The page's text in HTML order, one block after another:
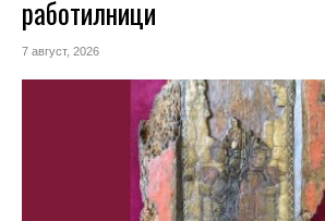
работилници
7 август, 2026